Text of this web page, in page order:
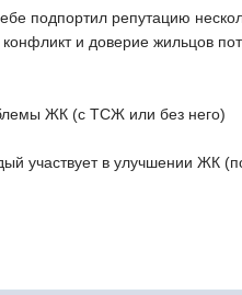
подпортил репутацию
и доверие жильцов
ЖК (с ТСЖ или без него)
участвует в улучшении ЖК